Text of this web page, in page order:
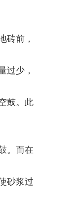
砖前，
过少，
鼓。此
。而在
砂浆过